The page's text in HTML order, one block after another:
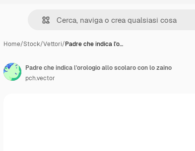
Home/Stock/Vettori/Padre che indica l'o…
Padre che indica l'orologio allo scolaro con lo zaino
pch.vector